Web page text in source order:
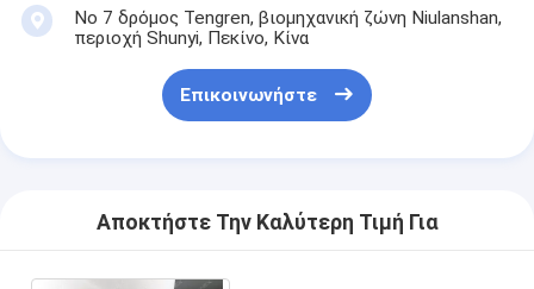
Νο 7 δρόμος Tengren, βιομηχανική ζώνη Niulanshan,
περιοχή Shunyi, Πεκίνο, Κίνα
Επικοινωνήστε
Αποκτήστε Την Καλύτερη Τιμή Για